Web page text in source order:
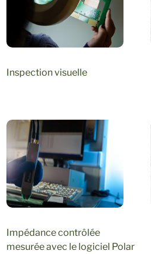
Inspection visuelle
Impédance contrôlée
mesurée avec le logiciel Polar